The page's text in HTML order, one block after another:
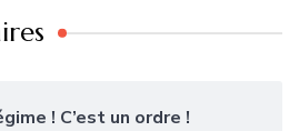
! C’est un ordre !